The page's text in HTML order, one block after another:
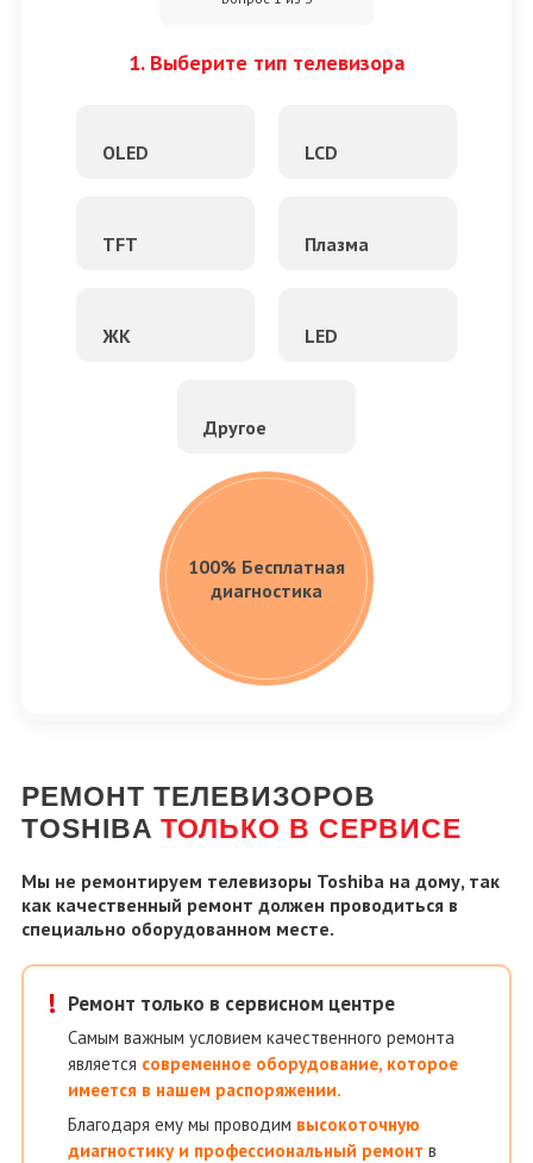
1. Выберите тип телевизора
OLED LCD
TFT Плазма
ЖК LED
Другое
100% Бесплатная
диагностика
РЕМОНТ ТЕЛЕВИЗОРОВ
TOSHIBA ТОЛЬКО В СЕРВИСЕ
Мы не ремонтируем телевизоры Toshiba на дому, так
как качественный ремонт должен проводиться в
специально оборудованном месте.
! Ремонт только в сервисном центре
Самым важным условием качественного ремонта
является современное оборудование, которое
имеется в нашем распоряжении.
Благодаря ему мы проводим высокоточную
диагностику и профессиональный ремонт в